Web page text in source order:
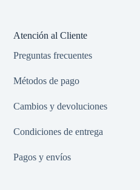
Atención al Cliente
Preguntas frecuentes
Métodos de pago
Cambios y devoluciones
Condiciones de entrega
Pagos y envíos